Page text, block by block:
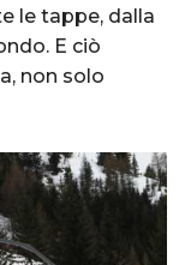
le tappe, dalla
E ciò
non solo